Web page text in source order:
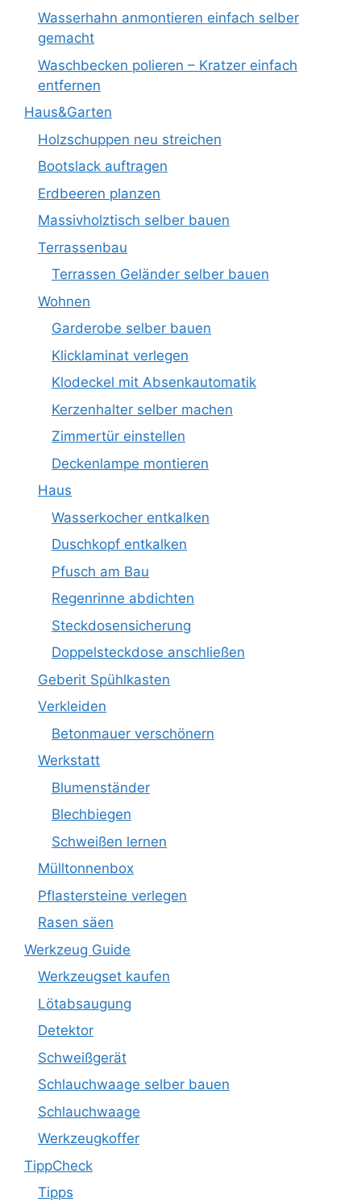
Wasserhahn anmontieren einfach selber
gemacht
Waschbecken polieren – Kratzer einfach
entfernen
Haus&Garten
Holzschuppen neu streichen
Bootslack auftragen
Erdbeeren planzen
Massivholztisch selber bauen
Terrassenbau
Terrassen Geländer selber bauen
Wohnen
Garderobe selber bauen
Klicklaminat verlegen
Klodeckel mit Absenkautomatik
Kerzenhalter selber machen
Zimmertür einstellen
Deckenlampe montieren
Haus
Wasserkocher entkalken
Duschkopf entkalken
Pfusch am Bau
Regenrinne abdichten
Steckdosensicherung
Doppelsteckdose anschließen
Geberit Spühlkasten
Verkleiden
Betonmauer verschönern
Werkstatt
Blumenständer
Blechbiegen
Schweißen lernen
Mülltonnenbox
Pflastersteine verlegen
Rasen säen
Werkzeug Guide
Werkzeugset kaufen
Lötabsaugung
Detektor
Schweißgerät
Schlauchwaage selber bauen
Schlauchwaage
Werkzeugkoffer
TippCheck
Tipps